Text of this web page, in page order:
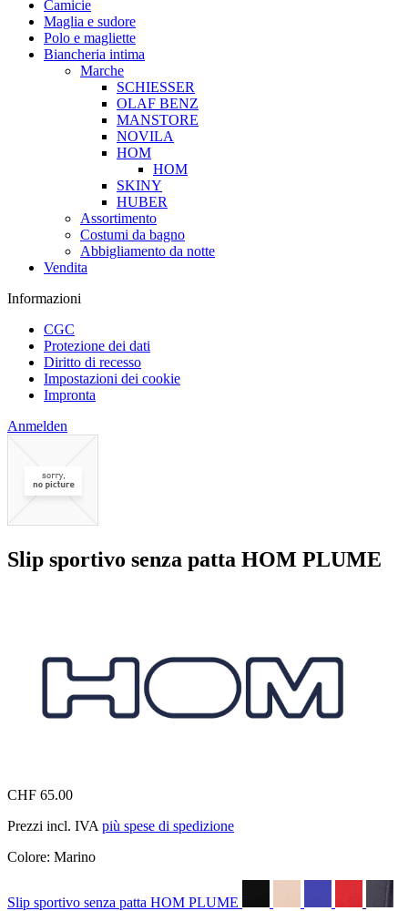
Camicie
Maglia e sudore
Polo e magliette
Biancheria intima
Marche
SCHIESSER
OLAF BENZ
MANSTORE
NOVILA
HOM
HOM
SKINY
HUBER
Assortimento
Costumi da bagno
Abbigliamento da notte
Vendita
Informazioni
CGC
Protezione dei dati
Diritto di recesso
Impostazioni dei cookie
Impronta
Anmelden
Slip sportivo senza patta HOM PLUME
CHF 65.00
Prezzi incl. IVA più spese di spedizione
Colore: Marino
Slip sportivo senza patta HOM PLUME